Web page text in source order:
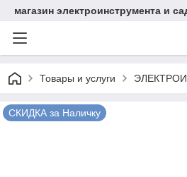
магазин электроинструмента и
Товары и услуги
СКИДКА за Наличку